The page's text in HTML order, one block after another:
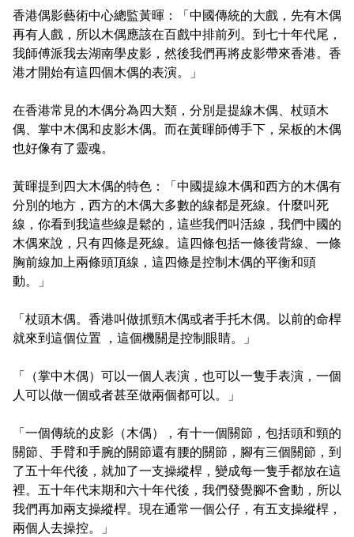
香港偶影藝術中心總監黃暉：「中國傳統的大戲，先有木偶
再有人戲，所以木偶應該在百戲中排前列。到七十年代尾，
我師傅派我去湖南學皮影，然後我們再將皮影帶來香港。香
港才開始有這四個木偶的表演。」
在香港常見的木偶分為四大類，分別是提線木偶、杖頭木
偶、掌中木偶和皮影木偶。而在黃暉師傅手下，呆板的木偶
也好像有了靈魂。
黃暉提到四大木偶的特色：「中國提線木偶和西方的木偶有
分別的地方，西方的木偶大多數的線都是死線。什麼叫死
線，你看到我這些線是鬆的，這些我們叫活線，我們中國的
木偶來說，只有四條是死線。這四條包括一條後背線、一條
胸前線加上兩條頭頂線，這四條是控制木偶的平衡和頭
動。」
「杖頭木偶。香港叫做抓頸木偶或者手托木偶。以前的命桿
就來到這個位置 ，這個機關是控制眼睛。」
「（掌中木偶）可以一個人表演，也可以一隻手表演，一個
人可以做一個或者甚至做兩個都可以。」
「一個傳統的皮影（木偶），有十一個關節，包括頭和頸的
關節、手臂和手腕的關節還有腰的關節，腳有三個關節，到
了五十年代後，就加了一支操縱桿，變成每一隻手都放在這
裡。五十年代末期和六十年代後，我們發覺腳不會動，所以
我們再加兩支操縱桿。現在通常一個公仔，有五支操縱桿，
兩個人去操控。」